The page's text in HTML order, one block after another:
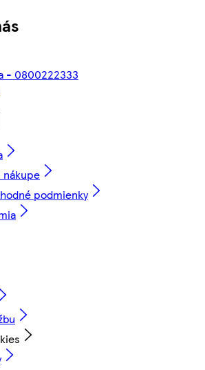
- 0800222333
podmienky